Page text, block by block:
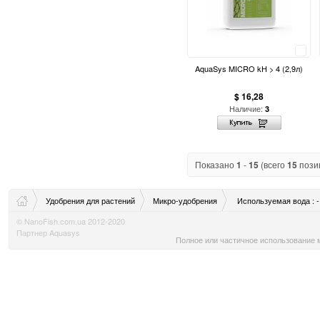
AquaSys MICRO kH > 4 (2,9л)
$ 16,28
Наличие: 3
Показано1 -15 (всего15
Удобрения для растений Микро-удобрения
Используемая вода : -
© NanoFish.com.ua 2012-2020
Партнер Aquasys
Полное или частичное